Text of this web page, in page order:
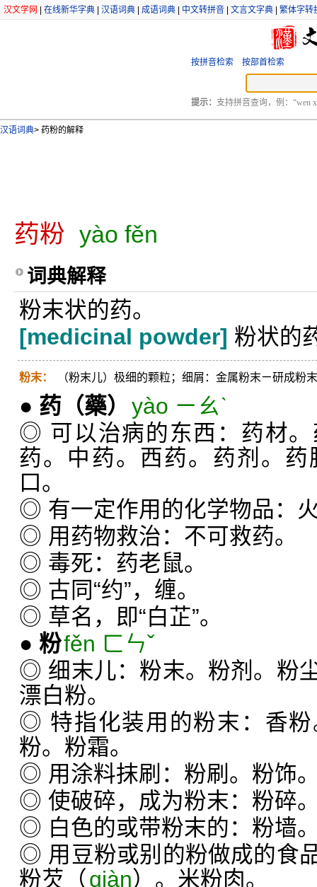
汉文学网 在线新华字典 汉语词典 成语词典 中文转拼音 文言文字典 繁体字转
按拼音检索 按部首检索
提示： 支持拼音查询，例：“wen
汉语词典> 药粉的解释
药粉 yào fěn
词典解释
粉末状的药。
[medicinal powder] 粉状的
粉末： （粉末儿）极细的颗粒；细屑：金属粉末ㄧ研成粉
● 药 （藥） yào ㄧㄠˋ
◎ 可以治病的东西：药材
药。中药。西药。药剂。
口。
◎ 有一定作用的化学物品：
◎ 用药物救治：不可救药。
◎ 毒死：药老鼠。
◎ 古同“约”，缠。
◎ 草名，即“白芷”。
● 粉fěn ㄈㄣˇ
◎ 细末儿：粉末。粉剂。粉
漂白粉。
◎ 特指化装用的粉末：香
粉。粉霜。
◎ 用涂料抹刷：粉刷。粉饰
◎ 使破碎，成为粉末：粉碎
◎ 白色的或带粉末的：粉墙
◎ 用豆粉或别的粉做成的食
粉芡（qiàn）。米粉肉。